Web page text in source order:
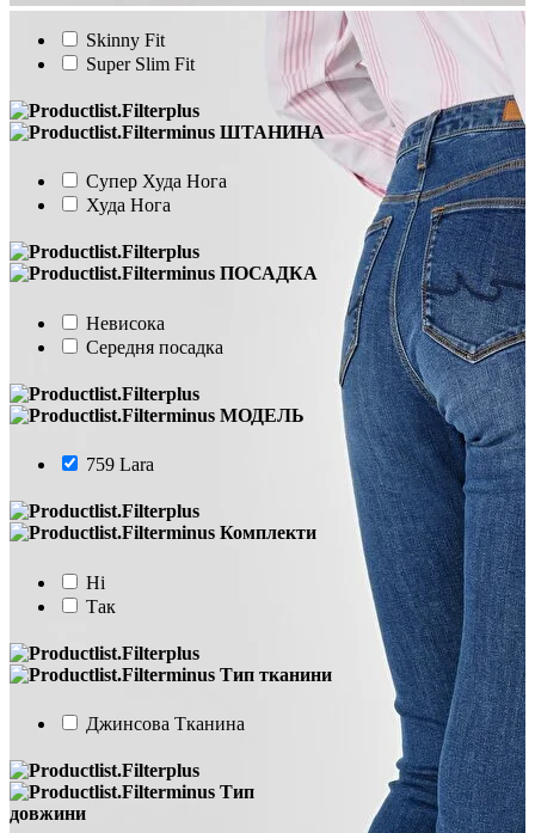
Skinny Fit
Super Slim Fit
ШТАНИНА
Супер Худа Нога
Худа Нога
ПОСАДКА
Невисока
Середня посадка
МОДЕЛЬ
759 Lara
Комплекти
Ні
Так
Тип тканини
Джинсова Тканина
Тип
довжини